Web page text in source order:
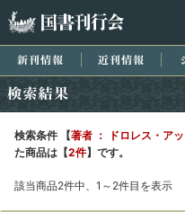
新刊情報 近刊情
検索条件 【著者 ： ドロレス・ア
た商品は【2件】です。
該当商品2件中、1～2件目を表示